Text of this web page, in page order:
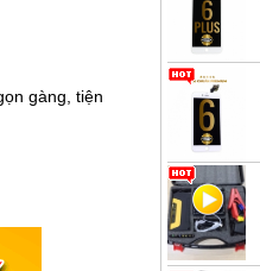
gàng, tiện